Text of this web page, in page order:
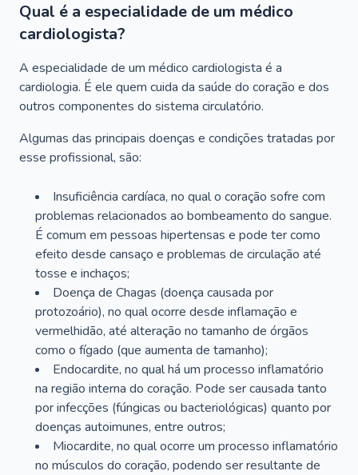
Qual é a especialidade de um médico
cardiologista?
A especialidade de um médico cardiologista é a
cardiologia. É ele quem cuida da saúde do coração e dos
outros componentes do sistema circulatório.
Algumas das principais doenças e condições tratadas por
esse profissional, são:
Insuficiência cardíaca, no qual o coração sofre com
problemas relacionados ao bombeamento do sangue.
É comum em pessoas hipertensas e pode ter como
efeito desde cansaço e problemas de circulação até
tosse e inchaços;
Doença de Chagas (doença causada por
protozoário), no qual ocorre desde inflamação e
vermelhidão, até alteração no tamanho de órgãos
como o fígado (que aumenta de tamanho);
Endocardite, no qual há um processo inflamatório
na região interna do coração. Pode ser causada tanto
por infecções (fúngicas ou bacteriológicas) quanto por
doenças autoimunes, entre outros;
Miocardite, no qual ocorre um processo inflamatório
no músculos do coração, podendo ser resultante de